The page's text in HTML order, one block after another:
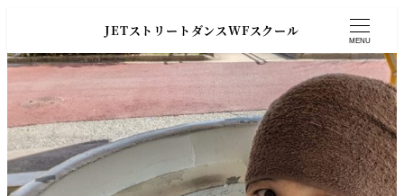
JETストリートダンスWFスクール
MENU